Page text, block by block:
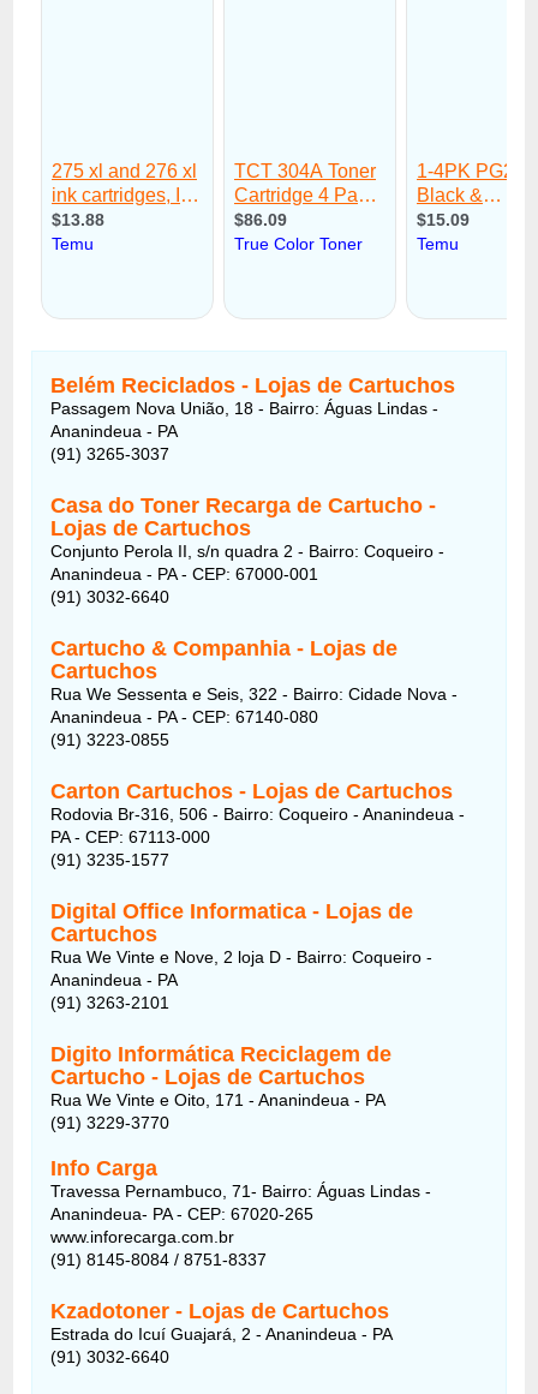
Belém Reciclados - Lojas de Cartuchos
Passagem Nova União, 18 - Bairro: Águas Lindas -
Ananindeua - PA
(91) 3265-3037
Casa do Toner Recarga de Cartucho -
Lojas de Cartuchos
Conjunto Perola II, s/n quadra 2 - Bairro: Coqueiro -
Ananindeua - PA - CEP: 67000-001
(91) 3032-6640
Cartucho & Companhia - Lojas de
Cartuchos
Rua We Sessenta e Seis, 322 - Bairro: Cidade Nova -
Ananindeua - PA - CEP: 67140-080
(91) 3223-0855
Carton Cartuchos - Lojas de Cartuchos
Rodovia Br-316, 506 - Bairro: Coqueiro - Ananindeua -
PA - CEP: 67113-000
(91) 3235-1577
Digital Office Informatica - Lojas de
Cartuchos
Rua We Vinte e Nove, 2 loja D - Bairro: Coqueiro -
Ananindeua - PA
(91) 3263-2101
Digito Informática Reciclagem de
Cartucho - Lojas de Cartuchos
Rua We Vinte e Oito, 171 - Ananindeua - PA
(91) 3229-3770
Info Carga
Travessa Pernambuco, 71- Bairro: Águas Lindas -
Ananindeua- PA - CEP: 67020-265
www.inforecarga.com.br
(91) 8145-8084 / 8751-8337
Kzadotoner - Lojas de Cartuchos
Estrada do Icuí Guajará, 2 - Ananindeua - PA
(91) 3032-6640